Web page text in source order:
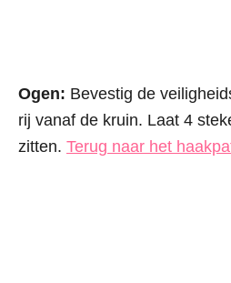
Ogen: Bevestig de
rij vanaf de kruin. Laat 4
zitten. Terug naar het